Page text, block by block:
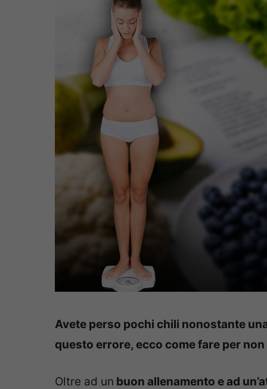
Avete perso pochi chili nonostante
questo errore, ecco come fare per
Oltre ad un buon allenamento e ad